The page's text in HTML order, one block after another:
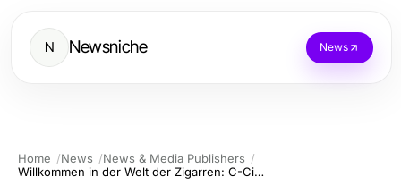
N Newsniche News
Home News
News & Media Publishers
Willkommen in der Welt der Zigarren: C-Cigars lädt ein